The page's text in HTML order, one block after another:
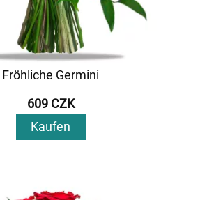
Fröhliche Germini
609 CZK
Kaufen